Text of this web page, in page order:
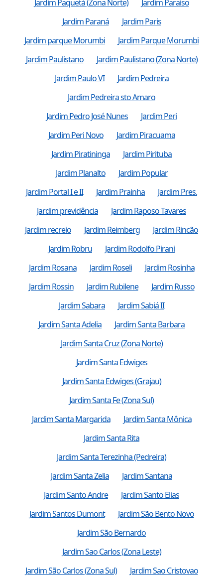
Jardim Paquetá (Zona Norte)
Jardim Paraíso
Jardim Paraná
Jardim Paris
Jardim parque Morumbi
Jardim Parque Morumbi
Jardim Paulistano
Jardim Paulistano (Zona Norte)
Jardim Paulo VI
Jardim Pedreira
Jardim Pedreira sto Amaro
Jardim Pedro José Nunes
Jardim Peri
Jardim Peri Novo
Jardim Piracuama
Jardim Piratininga
Jardim Pirituba
Jardim Planalto
Jardim Popular
Jardim Portal I e II
Jardim Prainha
Jardim Pres.
Jardim previdência
Jardim Raposo Tavares
Jardim recreio
Jardim Reimberg
Jardim Rincão
Jardim Robru
Jardim Rodolfo Pirani
Jardim Rosana
Jardim Roseli
Jardim Rosinha
Jardim Rossin
Jardim Rubilene
Jardim Russo
Jardim Sabara
Jardim Sabiá II
Jardim Santa Adelia
Jardim Santa Barbara
Jardim Santa Cruz (Zona Norte)
Jardim Santa Edwiges
Jardim Santa Edwiges (Grajau)
Jardim Santa Fe (Zona Sul)
Jardim Santa Margarida
Jardim Santa Mônica
Jardim Santa Rita
Jardim Santa Terezinha (Pedreira)
Jardim Santa Zelia
Jardim Santana
Jardim Santo Andre
Jardim Santo Elias
Jardim Santos Dumont
Jardim São Bento Novo
Jardim São Bernardo
Jardim Sao Carlos (Zona Leste)
Jardim São Carlos (Zona Sul)
Jardim Sao Cristovao